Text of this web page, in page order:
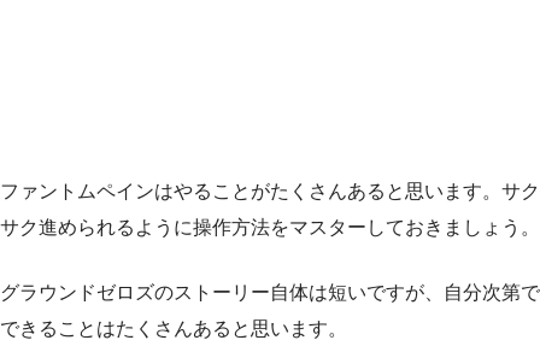
ファントムペインはやることがたくさんあると思います。サク
サク進められるように操作方法をマスターしておきましょう。
グラウンドゼロズのストーリー自体は短いですが、自分次第で
できることはたくさんあると思います。